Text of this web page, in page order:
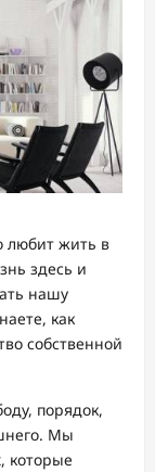
любит жить в
здесь и
нашу
как
собственной
порядок,
Мы
которые